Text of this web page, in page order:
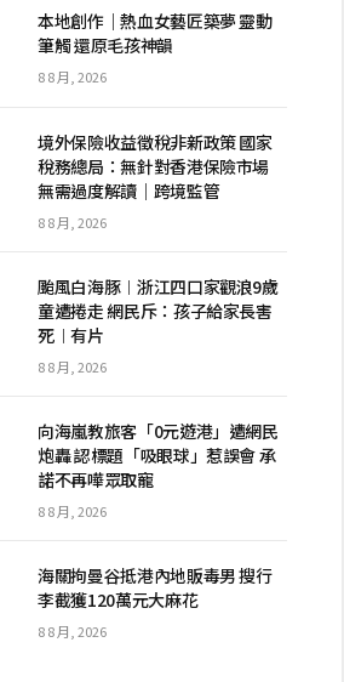
本地創作｜熱血女藝匠築夢 靈動
筆觸 還原毛孩神韻
8 8 月, 2026
境外保險收益徵稅非新政策 國家
稅務總局：無針對香港保險市場
無需過度解讀｜跨境監管
8 8 月, 2026
颱風白海豚︱浙江四口家觀浪9歲
童遭捲走 網民斥：孩子給家長害
死︱有片
8 8 月, 2026
向海嵐教旅客「0元遊港」遭網民
炮轟 認標題「吸眼球」惹誤會 承
諾不再嘩眾取寵
8 8 月, 2026
海關拘曼谷抵港內地販毒男 搜行
李截獲120萬元大麻花
8 8 月, 2026